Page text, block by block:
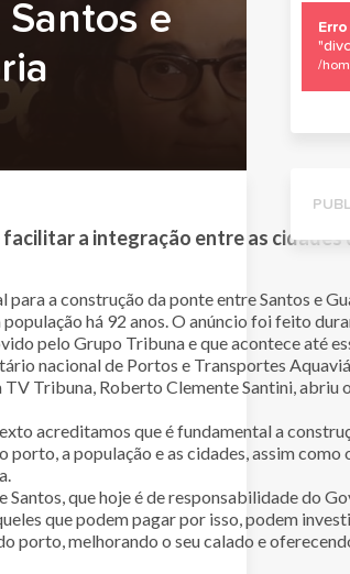
e
a integração entre as cidades
a construção da ponte entre Santos e
há 92 anos. O anúncio foi feito
pelo Grupo Tribuna e que acontece até
nacional de Portos e Transportes
Tribuna, Roberto Clemente Santini, abriu
acreditamos que é fundamental a
a população e as cidades, assim como
que hoje é de responsabilidade do
que podem pagar por isso, podem
porto, melhorando o seu calado e
/